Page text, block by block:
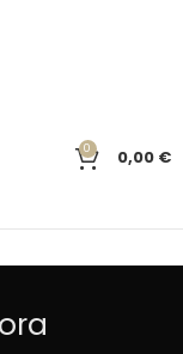
0 0,00 €